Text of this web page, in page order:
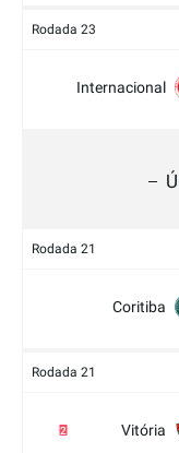
Rodada 23
Internacional
Rodada 21
Coritiba
Rodada 21
Vitória
2